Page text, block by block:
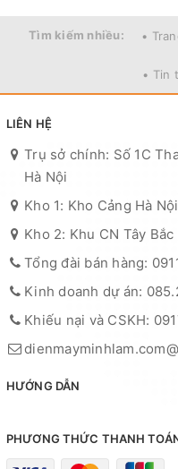
Tìm kiếm nhiều: •
• Tin
LIÊN HỆ
Trụ sở chính: Số 1C
Hà Nội
Kho 1: Kho Cảng Hà Nội
Kho 2: Khu CN Tây
Tổng đài bán hàng:
Kinh doanh dự án:
Khiếu nại và CSKH:
HƯỚNG DẪN
PHƯƠNG THỨC THANH